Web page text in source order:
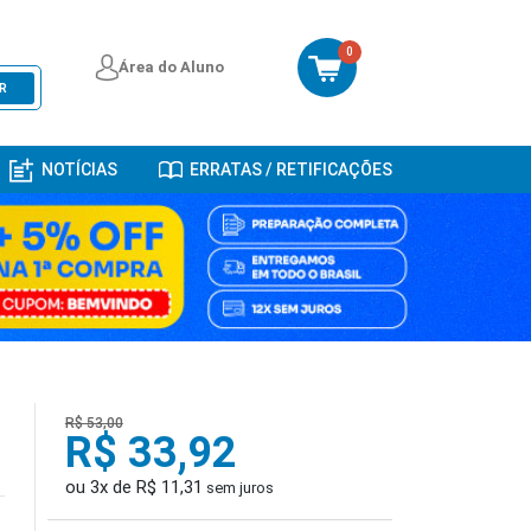
Área do Aluno
0
NOTÍCIAS ERRATAS / RETIFICAÇÕES
R$ 53,00
R$ 33,92
ou 3x de R$ 11,31 sem juros